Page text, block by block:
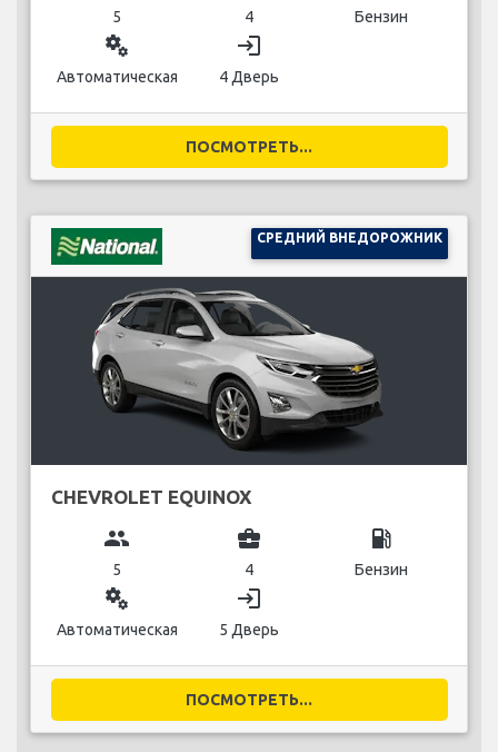
5 4 Бензин
miscellaneous_services
Автоматическая
login
4 Дверь
ПОСМОТРЕТЬ...
СРЕДНИЙ ВНЕДОРОЖНИК
CHEVROLET EQUINOX
group
5
business_center
4
local_gas_station
Бензин
miscellaneous_services
Автоматическая
login
5 Дверь
ПОСМОТРЕТЬ...